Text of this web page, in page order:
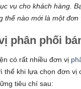
vụ cho khách hàng.
thế nào mới là một
phân phối
có rất nhiều đơn vị
thế khi lựa chọn đơn
tiêu chí sau: